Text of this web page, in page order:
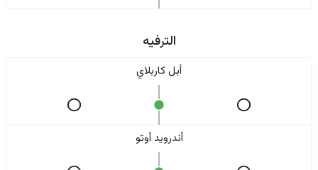
الترفيه
أبل كاربلاي
أندرويد أوتو